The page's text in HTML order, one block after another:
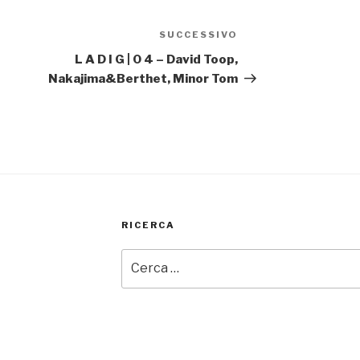
SUCCESSIVO
L A D I G | 0 4 – David Toop,
Nakajima&Berthet, Minor Tom
RICERCA